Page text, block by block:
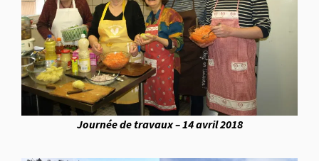
Journée de travaux – 14 avril 2018